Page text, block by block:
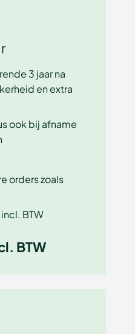
3 jaar na
en extra
ook bij afname
orders zoals
BTW
BTW